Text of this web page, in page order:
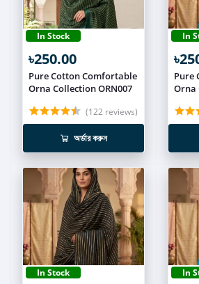
In Stock
৳250.00
Pure Cotton Comfortable
Orna Collection ORN007
(122 reviews)
অর্ডার করুন
In
Pure
Orna
In Stock In